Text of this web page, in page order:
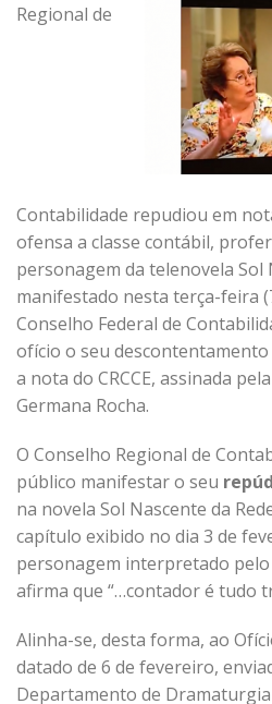
Regional de
Contabilidade repudiou em
ofensa a classe contábil,
personagem da telenovela Sol
manifestado nesta terça-feira
Conselho Federal de
ofício o seu
a nota do CRCCE, assinada
Germana Rocha.
O Conselho Regional de
público manifestar o seu
na novela Sol Nascente da
capítulo exibido no dia 3 de
personagem interpretado pelo
afirma que “…contador é tudo
Alinha-se, desta forma, ao
datado de 6 de fevereiro,
Departamento de Dramaturgia